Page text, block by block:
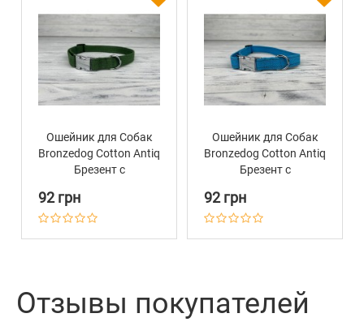
Ошейник для Собак
Bronzedog Сotton Antiq
Брезент c
Металлической
Пряжкой Армейский
92 грн
Ошейник для Собак
Bronzedog Сotton Antiq
Брезент c
Металлической
Пряжкой Голубой
92 грн
Отзывы покупателей